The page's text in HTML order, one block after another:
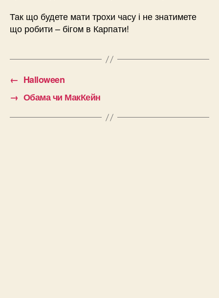
Так що будете мати трохи часу і не знатимете
що робити – бігом в Карпати!
← Halloween
→ Обама чи МакКейн